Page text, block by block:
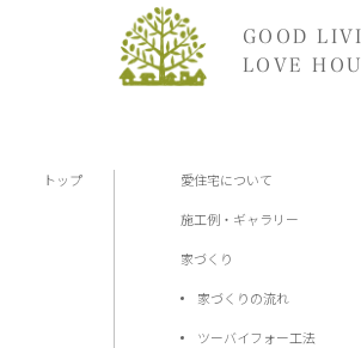
GOOD
LOVE
トップ 愛住宅について
施工例・ギャラリー
家づくり
家づくりの流れ
ツーバイフォー工法